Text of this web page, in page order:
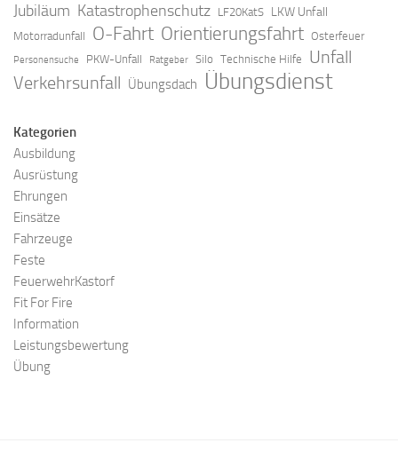
Jubiläum Katastrophenschutz LF20KatS LKW Unfall
Motorradunfall O-Fahrt Orientierungsfahrt Osterfeuer
Personensuche PKW-Unfall Ratgeber Silo Technische Hilfe Unfall
Verkehrsunfall Übungsdach Übungsdienst
Kategorien
Ausbildung
Ausrüstung
Ehrungen
Einsätze
Fahrzeuge
Feste
FeuerwehrKastorf
Fit For Fire
Information
Leistungsbewertung
Übung